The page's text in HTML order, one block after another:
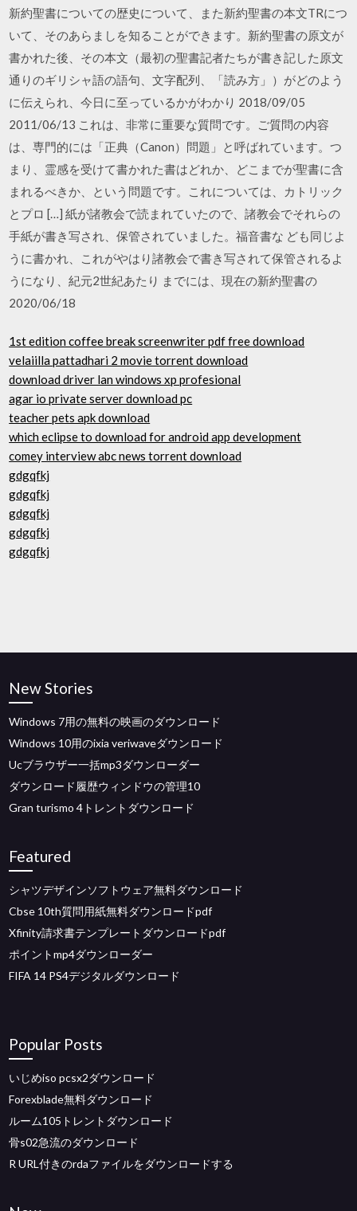
新約聖書についての歴史について、また新約聖書の本文TRにつ
いて、そのあらましを知ることができます。新約聖書の原文が
書かれた後、その本文（最初の聖書記者たちが書き記した原文
通りのギリシャ語の語句、文字配列、「読み方」）がどのよう
に伝えられ、今日に至っているかがわかり 2018/09/05
2011/06/13 これは、非常に重要な質問です。ご質問の内容
は、専門的には「正典（Canon）問題」と呼ばれています。つ
まり、霊感を受けて書かれた書はどれか、どこまでが聖書に含
まれるべきか、という問題です。これについては、カトリック
とプロ […] 紙が諸教会で読まれていたので、諸教会でそれらの
手紙が書き写され、保管されていました。福音書な ども同じよ
うに書かれ、これがやはり諸教会で書き写されて保管されるよ
うになり、紀元2世紀あたり までには、現在の新約聖書の
2020/06/18
1st edition coffee break screenwriter pdf free download
velaiilla pattadhari 2 movie torrent download
download driver lan windows xp profesional
agar io private server download pc
teacher pets apk download
which eclipse to download for android app development
comey interview abc news torrent download
gdgqfkj
gdgqfkj
gdgqfkj
gdgqfkj
gdgqfkj
New Stories
Windows 7用の無料の映画のダウンロード
Windows 10用のixia veriwaveダウンロード
Ucブラウザー一括mp3ダウンローダー
ダウンロード履歴ウィンドウの管理10
Gran turismo 4トレントダウンロード
Featured
シャツデザインソフトウェア無料ダウンロード
Cbse 10th質問用紙無料ダウンロードpdf
Xfinity請求書テンプレートダウンロードpdf
ポイントmp4ダウンローダー
FIFA 14 PS4デジタルダウンロード
Popular Posts
いじめiso pcsx2ダウンロード
Forexblade無料ダウンロード
ルーム105トレントダウンロード
骨s02急流のダウンロード
R URL付きのrdaファイルをダウンロードする